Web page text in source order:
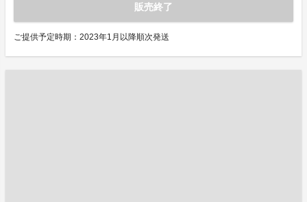
販売終了
ご提供予定時期：2023年1月以降順次発送